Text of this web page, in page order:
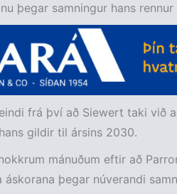
þegar samningur hans
frá því að Siewert taki við
gildir til ársins 2030.
mánuðum eftir að
þegar núverandi